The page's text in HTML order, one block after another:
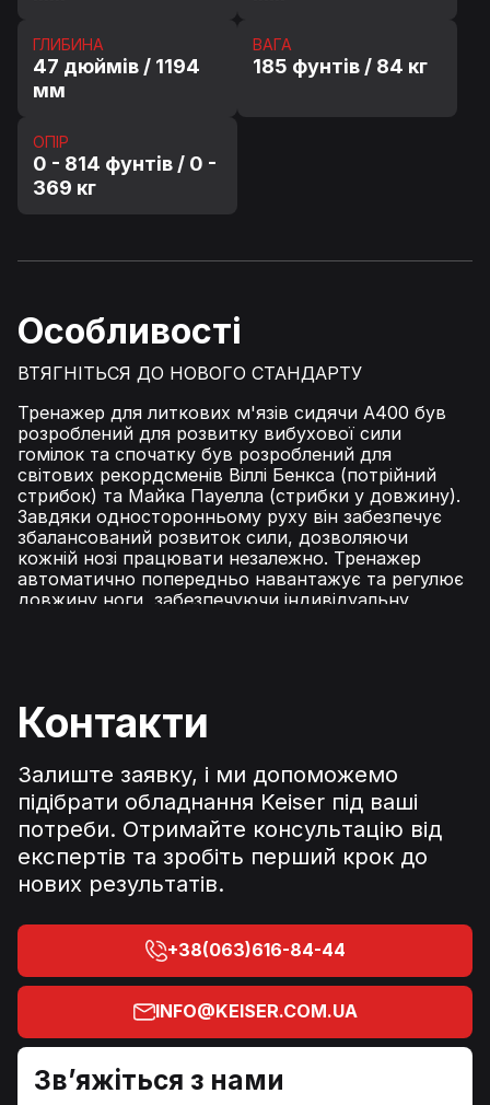
ГЛИБИНА
47 дюймів / 1194
мм
ВАГА
185 фунтів / 84 кг
ОПІР
0 - 814 фунтів / 0 -
369 кг
Особливості
ВТЯГНІТЬСЯ ДО НОВОГО СТАНДАРТУ
Тренажер для литкових м'язів сидячи A400 був
розроблений для розвитку вибухової сили
гомілок та спочатку був розроблений для
світових рекордсменів Віллі Бенкса (потрійний
стрибок) та Майка Пауелла (стрибки у довжину).
Завдяки односторонньому руху він забезпечує
збалансований розвиток сили, дозволяючи
кожній нозі працювати незалежно. Тренажер
автоматично попередньо навантажує та регулює
довжину ноги, забезпечуючи індивідуальну
зменшуючи навантаження на суглоби та
мінімізуючи ударне навантаження. Інтегрований з
передовою технологією Keiser A400, він
відстежує показники продуктивності в режимі
реального часу та безперешкодно
синхронізується з додатком Keiser Metrics для
оптимізації тренувань на основі даних. Тренажер
для литкових м'язів сидячи A400 пропонує
безпечніший та ефективніший спосіб розвитку
сили та потужності гомілок.
Контакти
Залиште заявку, і ми допоможемо
підібрати обладнання Keiser під ваші
потреби. Отримайте консультацію від
експертів та зробіть перший крок до
нових результатів.
+38(063)616-84-44
INFO@KEISER.COM.UA
Зв’яжіться з нами